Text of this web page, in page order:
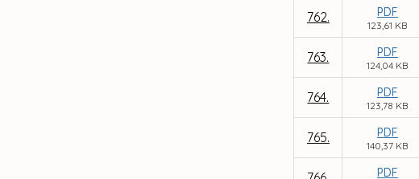
762. PDF
123,61 KB
763. PDF
124,04 KB
764. PDF
123,78 KB
765. PDF
140,37 KB
PDF